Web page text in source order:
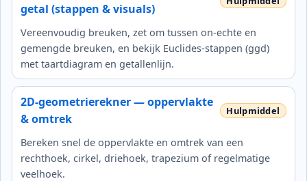
getal (stappen & visuals)
Vereenvoudig breuken, zet om tussen on‑echte en
gemengde breuken, en bekijk Euclides‑stappen (ggd)
met taartdiagram en getallenlijn.
2D-geometrierekner — oppervlakte
& omtrek
Bereken snel de oppervlakte en omtrek van een
rechthoek, cirkel, driehoek, trapezium of regelmatige
veelhoek.